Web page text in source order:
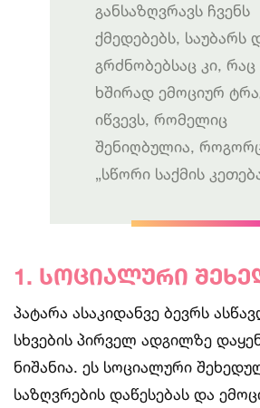
განსაზღვრავს ჩვენს
ქმედებებს, საუბარს
გრძნობებსაც კი, რაც
ხშირად ემოციურ
იწვევს, რომელიც
შენიღბულია,
„სწორი საქმის
1. სოციალური
პატარა ასაკიდანვე ბევრს
სხვების პირველ ადგილზე
ნიშანია. ეს სოციალური
საზღვრების დაწესებას და